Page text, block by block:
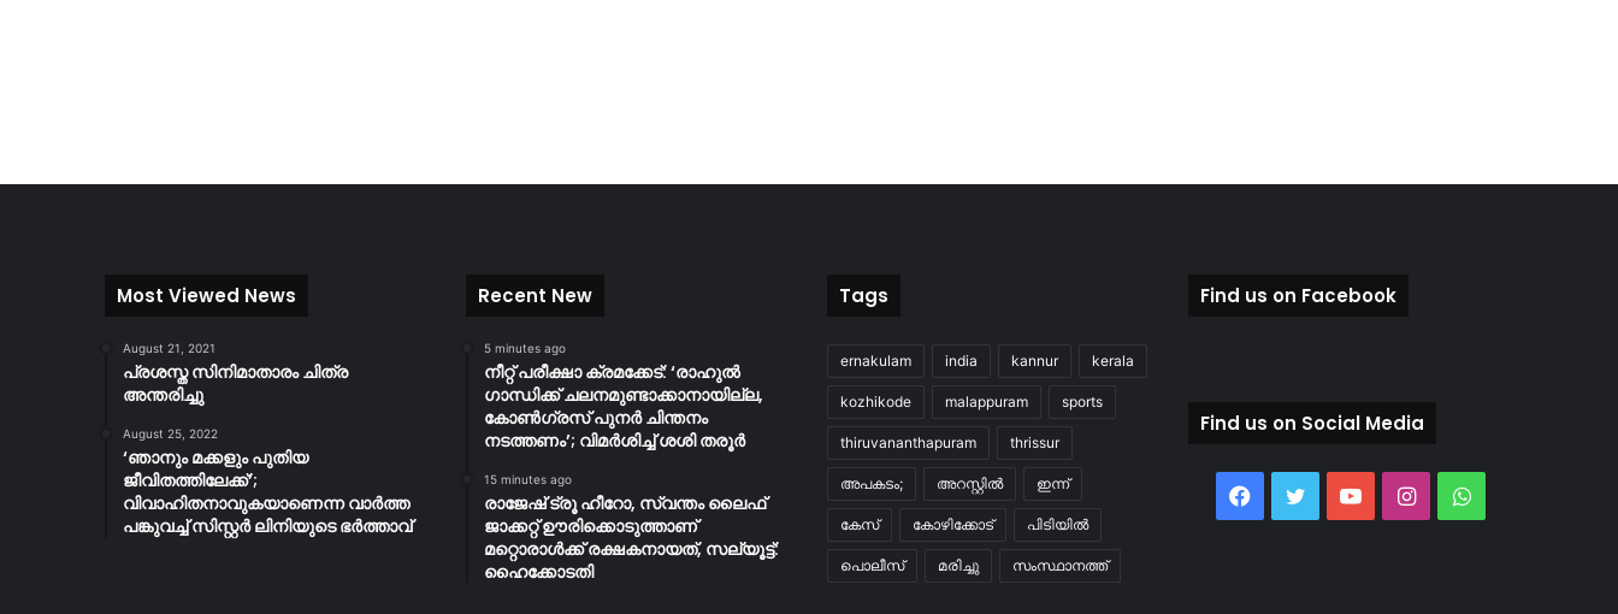
Most Viewed News
August 21, 2021
പ്രശസ്ത സിനിമാതാരം ചിത്ര
അന്തരിച്ചു
August 25, 2022
‘ഞാനും മക്കളും പുതിയ
ജീവിതത്തിലേക്ക്’;
വിവാഹിതനാവുകയാണെന്ന വാർത്ത
പങ്കുവച്ച് സിസ്റ്റർ ലിനിയുടെ ഭർത്താവ്
Recent New
5 minutes ago
നീറ്റ് പരീക്ഷാ ക്രമക്കേട്: ‘രാഹുൽ
ഗാന്ധിക്ക് ചലനമുണ്ടാക്കാനായില്ല,
കോൺഗ്രസ് പുനർ ചിന്തനം
നടത്തണം’; വിമർശിച്ച് ശശി തരൂർ
15 minutes ago
രാജേഷ് ട്രൂ ഹീറോ, സ്വന്തം ലൈഫ്
ജാക്കറ്റ് ഊരിക്കൊടുത്താണ്
മറ്റൊരാള്‍ക്ക് രക്ഷകനായത്, സല്യൂട്ട്:
ഹൈക്കോടതി
Tags
ernakulam india kannur kerala
kozhikode malappuram sports
thiruvananthapuram thrissur
അപകടം; അറസ്റ്റിൽ ഇന്ന്
കേസ് കോഴിക്കോട് പിടിയിൽ
പൊലീസ് മരിച്ചു സംസ്ഥാനത്ത്
Find us on Facebook
Find us on Social Media
Facebook
TwitterYouTubeInstagramWhatsApp